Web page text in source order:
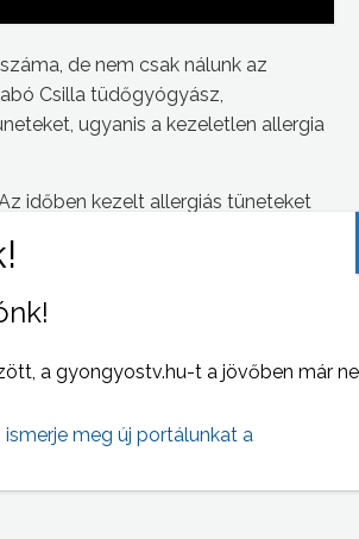
de nem csak nálunk az
Csilla tüdőgyógyász,
ugyanis a kezeletlen allergia
időben kezelt allergiás tüneteket
(2013-03-12 )
a gyongyostv.hu-t a jövőben már
ismerje meg új portálunkat a